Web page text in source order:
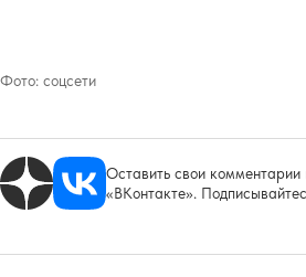
Фото: соцсети
Оставить свои
«ВКонтакте».